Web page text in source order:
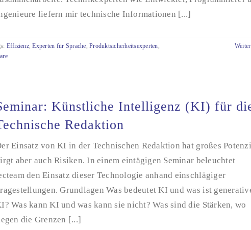
liefern mir technische Informationen [...]
Effizienz,Experten für Sprache,Produktsicherheitsexperten,
Künstliche Intelligenz (KI) für
Redaktion
Einsatz von KI in der Technischen Redaktion hat großes
aber auch Risiken. In einem eintägigen Seminar beleuchtet
den Einsatz dieser Technologie anhand einschlägiger
Grundlagen Was bedeutet KI und was ist
Was kann KI und was kann sie nicht? Was sind die Stärken, wo
die Grenzen [...]